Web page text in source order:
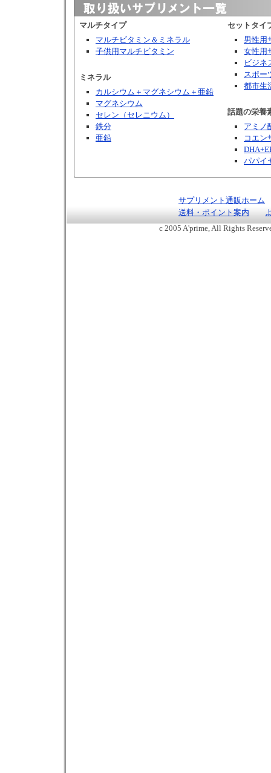
マルチタイプ
マルチビタミン＆ミネラル
子供用マルチビタミン
ミネラル
カルシウム＋マグネシウム＋亜鉛
マグネシウム
セレン（セレニウム）
鉄分
亜鉛
セットタイ
男性用
女性用
ビジネ
スポー
都市生
話題の栄養
アミノ
コエン
パパイ
サプリメント通販ホーム
送料・ポイント案内
c 2005 A'prime, All Rights